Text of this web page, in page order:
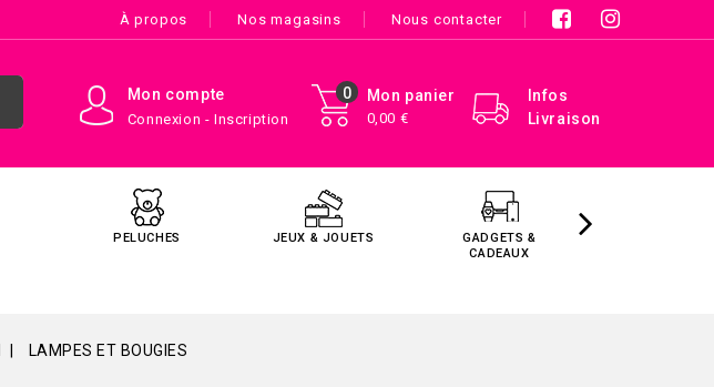
À propos Nos magasins Nous contacter
Infos
Livraison
Mon panier
0,00 €
0
Mon compte
Connexion - Inscription
PELUCHES JEUX & JOUETS
GADGETS &
CADEAUX
LAMPES ET BOUGIES